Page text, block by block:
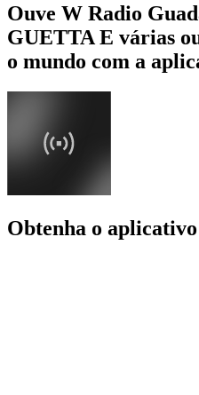
Ouve W Radio
GUETTA E várias
o mundo com a
Obtenha o